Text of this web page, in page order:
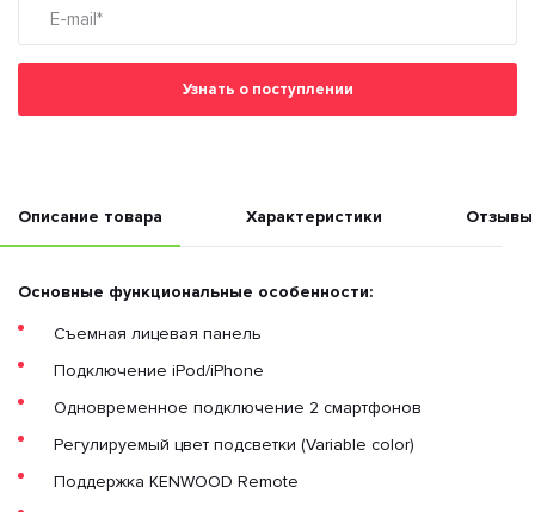
Узнать о поступлении
Описание товара Характеристики Отзывы
Основные функциональные особенности:
Съемная лицевая панель
Подключение iPod/iPhone
Одновременное подключение 2 смартфонов
Регулируемый цвет подсветки (Variable color)
Поддержка KENWOOD Remote